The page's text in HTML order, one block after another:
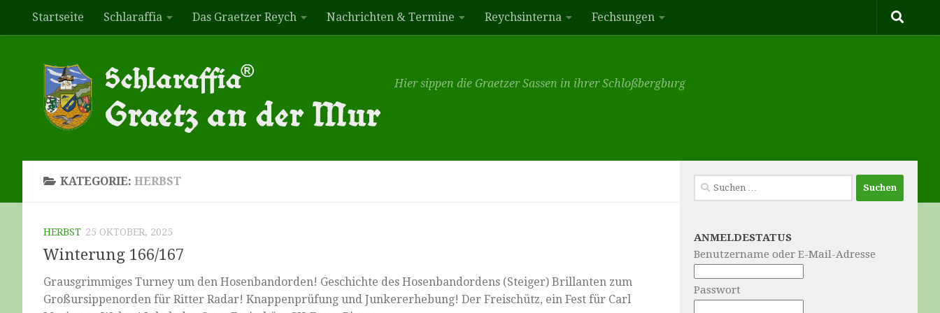
Zum Inhalt springen
Startseite Schlaraffia Das Graetzer Reych Nachrichten & Termine Reychsinterna Fechsungen
Hier sippen die Graetzer Sassen in ihrer Schloßbergburg
KATEGORIE: HERBST
HERBST 25 OKTOBER, 2025
Winterung 166/167
Grausgrimmiges Turney um den Hosenbandorden! Geschichte des Hosenbandordens (Steiger) Brillanten zum
Großursippenorden für Ritter Radar! Knappenprüfung und Junkererhebung! Der Freischütz, ein Fest für Carl
Suchen
nach:
ANMELDESTATUS
Benutzername oder E-Mail-Adresse
Passwort